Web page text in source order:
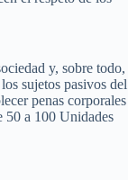
y, sobre todo,
sujetos pasivos del
penas corporales
50 a 100 Unidades